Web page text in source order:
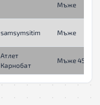
Mъже
samsymsitim Mъже
Атлет
Карнобат
Мъже 45+